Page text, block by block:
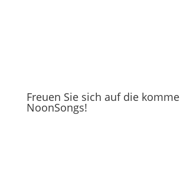
Freuen Sie sich auf die
NoonSongs!